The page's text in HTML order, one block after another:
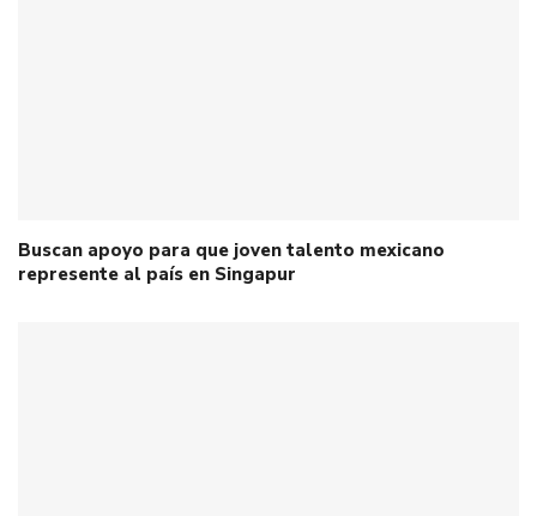
Buscan apoyo para que joven talento mexicano
represente al país en Singapur